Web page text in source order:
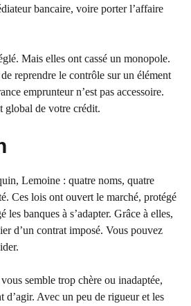
bancaire, voire porter l’affaire
Mais elles ont cassé un monopole.
reprendre le contrôle sur un élément
emprunteur n’est pas accessoire.
global de votre crédit.
Lemoine : quatre noms, quatre
Ces lois ont ouvert le marché, protégé
les banques à s’adapter. Grâce à elles,
d’un contrat imposé. Vous pouvez
semble trop chère ou inadaptée,
d’agir. Avec un peu de rigueur et les